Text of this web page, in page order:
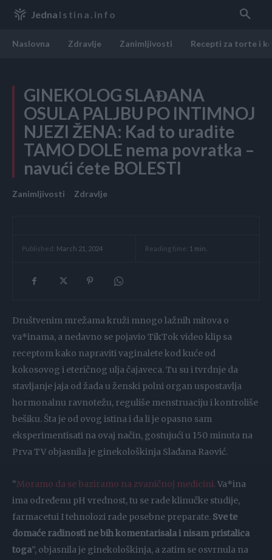
Jedna Istina.info
Naslovna Zdravlje Zanimljivosti Recepti za torte i
GINEKOLOG SLAĐANA
OSULA PALJBU PO INTIMNOJ
NJEZI ŽENA: Kad to uradite
TAMO DOLE nema povratka –
navući ćete BOLESTI
Zanimljivosti Zdravlje
Published: March 21, 2024 Reading time: 1 min.
Društvenim mrežama kruži mnogo lažnih mitova o
va*inama, a nedavno se pojavio TikTok video klip sa
receptom kako napraviti vaginalete kod kuće od
kokosovog i eteričnog ulja čajaveca. Tu su i tvrdnje da
stavljanje jaja od žada u ženski polni organ uspostavlja
hormonalnu ravnotežu, reguliše menstruaciju i kontroliše
bešiku. Šta je od ovog istina i da li je opasno sam
eksperimentisati na ovaj način, gostujući u 150 minuta na
Prva TV objasnila je ginekološkinja Slađana Raović.
“Moramo da se baziramo na zvaničnoj medicini. Va*ina
ima određenu pH vrednost, tu se rade klinučke studije,
farmacetui I tehnolozi rade posebne preparate. Sve te
domaće radinosti ne bih komentarisala i nisam pristalica
toga”, objasnila je ginekološkinja, a zatim se osvrnula na